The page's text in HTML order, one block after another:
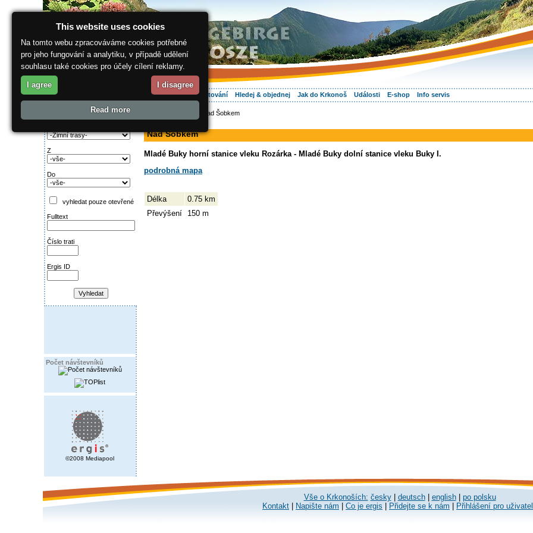
O regionu Vaše dovolená Ubytování Hledej & objednej Jak do Krkonoš Události E-shop Info servis
Najděte si:
Z
Do
vyhledat pouze otevřené
Fulltext
Číslo trati
Ergis ID
Počet návštevníků
©2008 Mediapool
> Nad Šobkem
Nad Šobkem
Mladé Buky horní stanice vleku Rozárka - Mladé Buky dolní stanice vleku Buky I.
podrobná mapa
Délka
0.75 km
Převýšení
150 m
Vše o Krkonoších: česky| deutsch| english| po polsku
Kontakt
Napište nám Co je ergis Přidejte se k nám Přihlášení pro
This website uses cookies
Na tomto webu zpracováváme cookies potřebné
pro jeho fungování a analytiku, v případě udělení
souhlasu také cookies pro účely cílení reklamy.
I agree I disagree
Read more